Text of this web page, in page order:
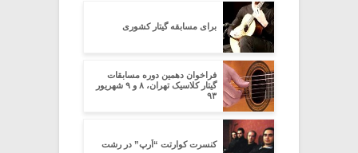
برای مسابقه گیتار کشوری
فراخوان دهمین دوره مسابقات
گیتار کلاسیک تهران، ۸ و ۹ شهریور
۹۳
کنسرت کوارتت “اُرپ” در رشت